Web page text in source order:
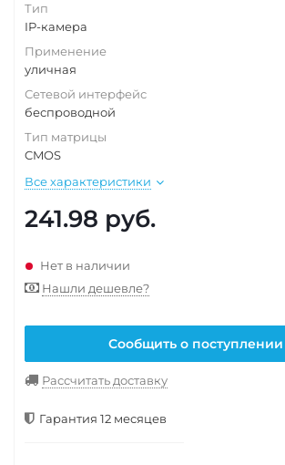
Тип
IP-камера
Применение
уличная
Сетевой интерфейс
беспроводной
Тип матрицы
CMOS
Все характеристики
241.98 руб.
Нет в наличии
Нашли дешевле?
Сообщить о поступлении
Рассчитать доставку
Гарантия 12 месяцев